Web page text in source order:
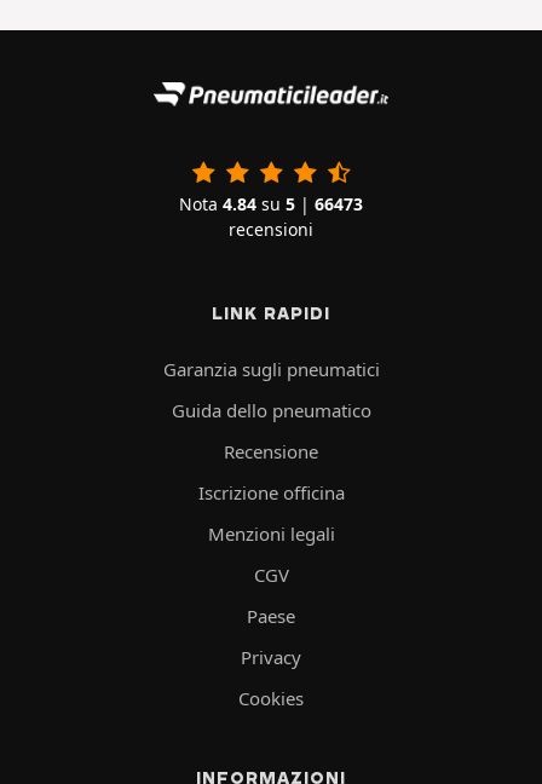
Nota 4.84 su 5 | 66473
recensioni
LINK RAPIDI
Garanzia sugli pneumatici
Guida dello pneumatico
Recensione
Iscrizione officina
Menzioni legali
CGV
Paese
Privacy
Cookies
INFORMAZIONI